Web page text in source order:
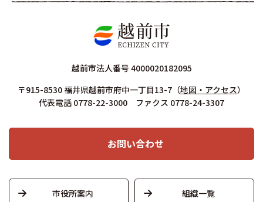
越前市法人番号 4000020182095
〒915-8530 福井県越前市府中一丁目13-7 （地図・アクセス）
代表電話 0778-22-3000 ファクス 0778-24-3307
お問い合わせ
市役所案内 組織一覧